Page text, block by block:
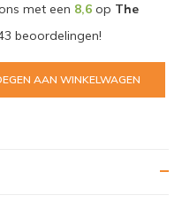
met een 8,6op The
beoordelingen!
AAN WINKELWAGEN